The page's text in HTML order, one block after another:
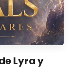
Lyra y